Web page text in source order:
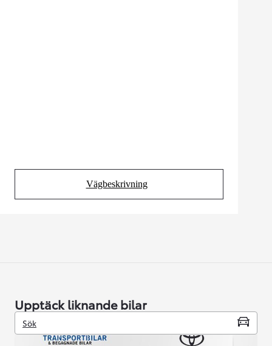
Vägbeskrivning
(Opens in new tab)
Upptäck liknande bilar
Sök